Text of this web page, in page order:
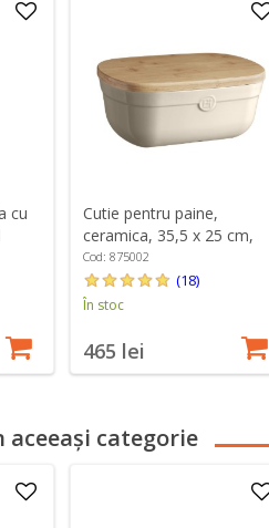
cu
Cutie pentru paine,
ceramica, 35,5 x 25 cm,
Clay - Emile Henry
Cod: 875002
(18)
În stoc
465 lei
categorie